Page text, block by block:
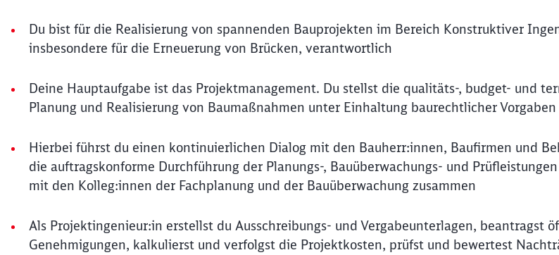
Du bist für die Realisierung von spannenden Bauprojekten im Bereich Konstruktiver
insbesondere für die Erneuerung von Brücken, verantwortlich
Deine Hauptaufgabe ist das Projektmanagement. Du stellst die qualitäts-, budget- und
Planung und Realisierung von Baumaßnahmen unter Einhaltung baurechtlicher
Hierbei führst du einen kontinuierlichen Dialog mit den Bauherr:innen, Baufirmen und
die auftragskonforme Durchführung der Planungs-, Bauüberwachungs- und
mit den Kolleg:innen der Fachplanung und der Bauüberwachung zusammen
Als Projektingenieur:in erstellst du Ausschreibungs- und Vergabeunterlagen, beantragst
Genehmigungen, kalkulierst und verfolgst die Projektkosten, prüfst und bewertest